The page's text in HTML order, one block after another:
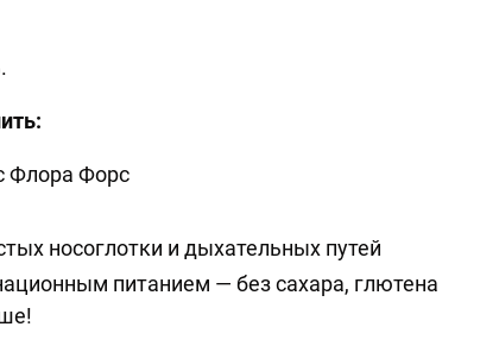
Флора Форс
носоглотки и дыхательных путей
питанием — без сахара, глютена